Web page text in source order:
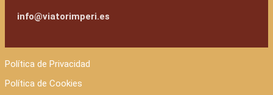
info@viatorimperi.es
Política de Privacidad
Política de Cookies